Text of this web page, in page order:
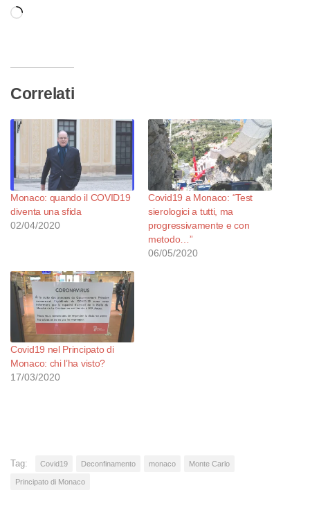
Caricamento
Correlati
Monaco: quando il COVID19
diventa una sfida
02/04/2020
Covid19 a Monaco: “Test
sierologici a tutti, ma
progressivamente e con
metodo…”
06/05/2020
Covid19 nel Principato di
Monaco: chi l’ha visto?
17/03/2020
Tag: Covid19 Deconfinamento monaco Monte Carlo
Principato di Monaco